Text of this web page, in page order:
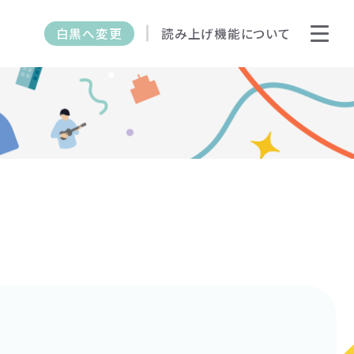
白黒へ変更 読み上げ機能について